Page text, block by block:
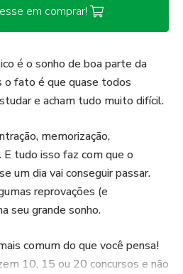
em comprar!
é o sonho de boa parte da
o fato é que quase todos
e acham tudo muito difícil.
memorização,
E tudo isso faz com que o
um dia vai conseguir passar.
reprovações (e
seu grande sonho.
comum do que você pensa!
10, 15 ou 20 concursos e não